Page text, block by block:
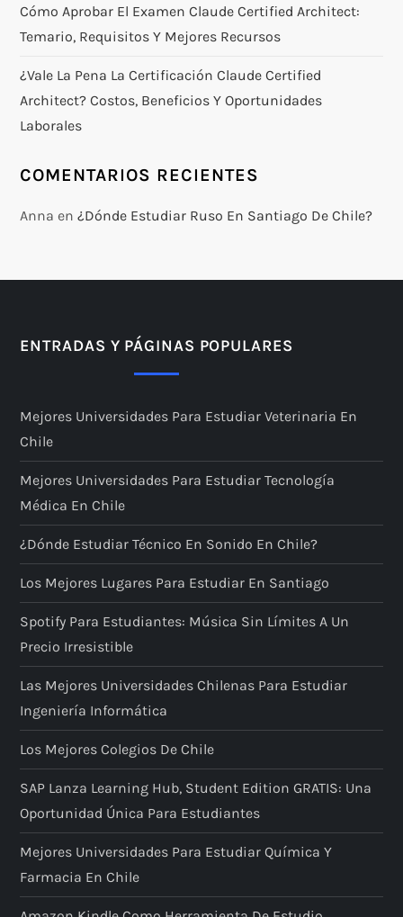
Cómo Aprobar El Examen Claude Certified Architect:
Temario, Requisitos Y Mejores Recursos
¿Vale La Pena La Certificación Claude Certified
Architect? Costos, Beneficios Y Oportunidades
Laborales
COMENTARIOS RECIENTES
Anna en¿Dónde Estudiar Ruso En Santiago De Chile?
ENTRADAS Y PÁGINAS POPULARES
Mejores Universidades Para Estudiar Veterinaria En
Chile
Mejores Universidades Para Estudiar Tecnología
Médica En Chile
¿Dónde Estudiar Técnico En Sonido En Chile?
Los Mejores Lugares Para Estudiar En Santiago
Spotify Para Estudiantes: Música Sin Límites A Un
Precio Irresistible
Las Mejores Universidades Chilenas Para Estudiar
Ingeniería Informática
Los Mejores Colegios De Chile
SAP Lanza Learning Hub, Student Edition GRATIS: Una
Oportunidad Única Para Estudiantes
Mejores Universidades Para Estudiar Química Y
Farmacia En Chile